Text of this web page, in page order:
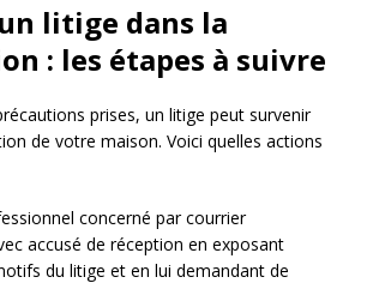
litige dans la
: les étapes à suivre
prises, un litige peut survenir
de votre maison. Voici quelles actions
concerné par courrier
accusé de réception en exposant
du litige et en lui demandant de